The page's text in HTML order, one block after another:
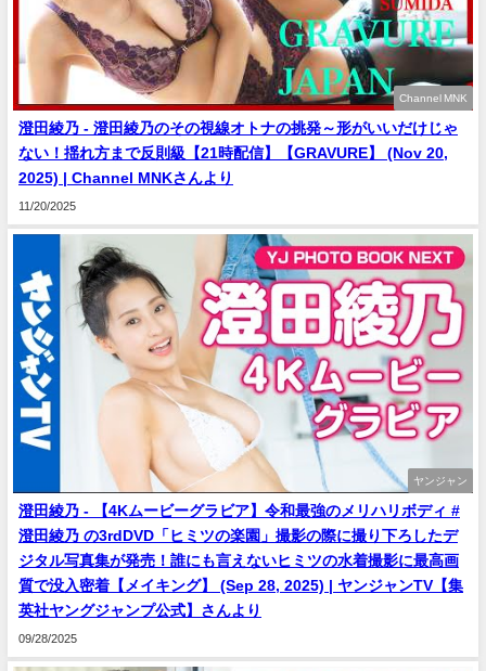
Channel MNK
澄田綾乃 - 澄田綾乃のその視線オトナの挑発～形がいいだけじゃ
ない！揺れ方まで反則級【21時配信】【GRAVURE】 (Nov 20,
2025) | Channel MNKさんより
11/20/2025
ヤンジャン
澄田綾乃 - 【4Kムービーグラビア】令和最強のメリハリボディ #
澄田綾乃 の3rdDVD「ヒミツの楽園」撮影の際に撮り下ろしたデ
ジタル写真集が発売！誰にも言えないヒミツの水着撮影に最高画
質で没入密着【メイキング】 (Sep 28, 2025) | ヤンジャンTV【集
英社ヤングジャンプ公式】さんより
09/28/2025